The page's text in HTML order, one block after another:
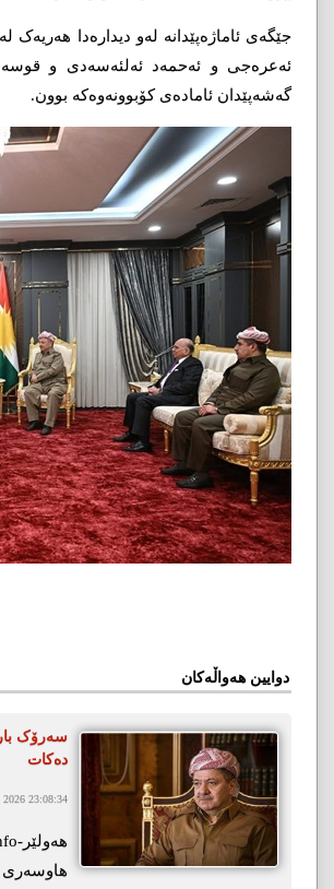
جێگەی ئاماژەپێدانە لەو دیدارەدا
ئەعرەجی و ئەحمەد ئەلئەسەدی و قوسەی
گەشەپێدان ئامادەی کۆبوونەوەکە بوون.
دوایین هەواڵەکان
سەرۆک
دەکات
23:08:34